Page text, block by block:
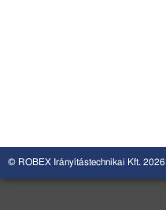
© ROBEX Irányítástechnikai Kft. 2026